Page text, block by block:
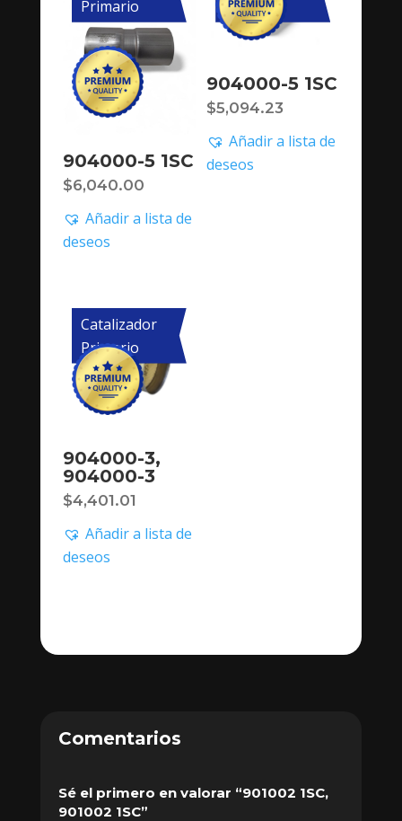
Primario
904000-5 1SC
$6,040.00
Añadir a lista de
deseos
Primario
904000-5 1SC
$5,094.23
Añadir a lista de
deseos
Catalizador
Primario
904000-3,
904000-3
$4,401.01
Añadir a lista de
deseos
Comentarios
Sé el primero en valorar “901002 1SC,
901002 1SC”